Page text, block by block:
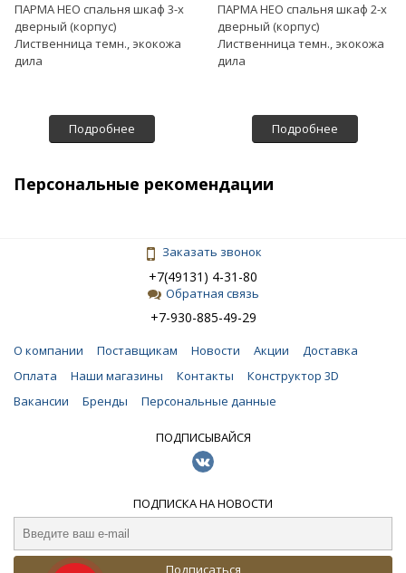
ПАРМА НЕО спальня шкаф 3-х
дверный (корпус)
Лиственница темн., экокожа
дила
Подробнее
ПАРМА НЕО спальня шкаф 2-х
дверный (корпус)
Лиственница темн., экокожа
дила
Подробнее
Персональные рекомендации
Заказать звонок
+7(49131) 4-31-80
Обратная связь
+7-930-885-49-29
О компании Поставщикам Новости Акции
Доставка
Оплата
Наши магазины Контакты
Конструктор 3D
Вакансии
Бренды Персональные данные
ПОДПИСЫВАЙСЯ
ПОДПИСКА НА НОВОСТИ
Подписаться